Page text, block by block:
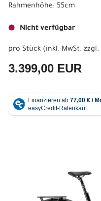
Rahmenhöhe: 55cm
Nicht verfügbar
pro Stück (inkl. MwSt. zzgl.
3.399,00 EUR